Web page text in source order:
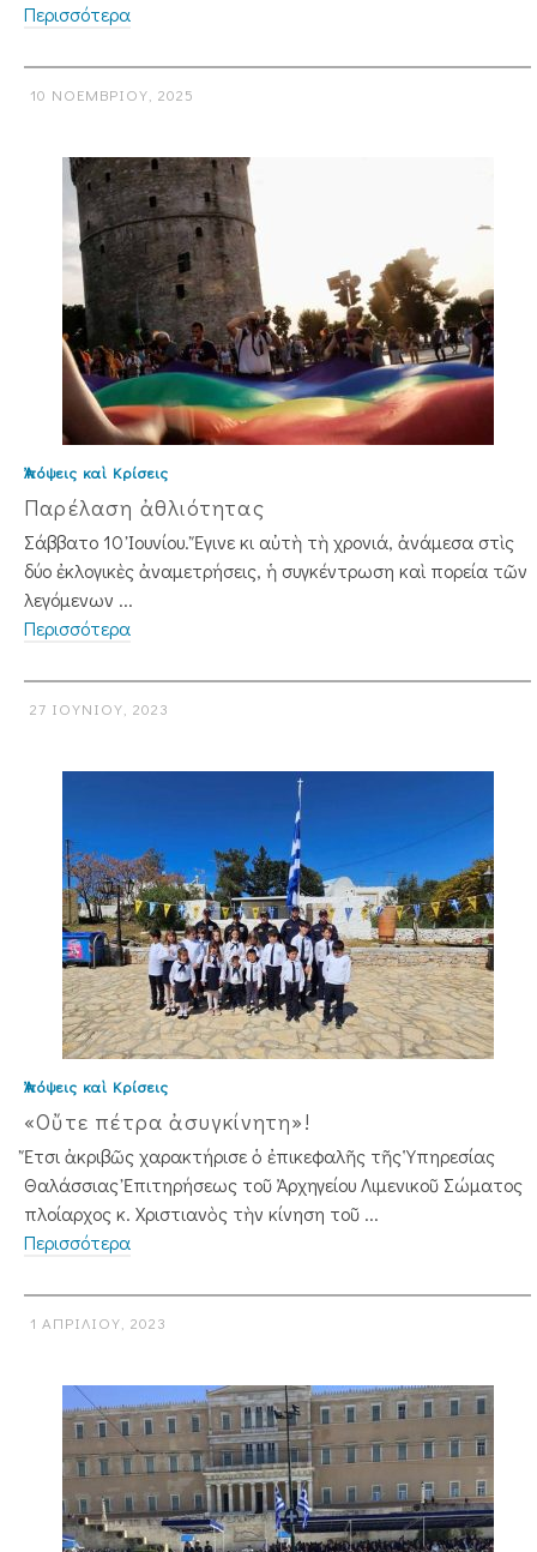
Περισσότερα
10 ΝΟΕΜΒΡΊΟΥ, 2025
Ἀπόψεις καὶ Κρίσεις
Παρέλαση ἀθλιότητας
Σάββατο 10 Ἰουνίου. Ἔγινε κι αὐτὴ τὴ χρονιά, ἀνάμεσα στὶς
δύο ἐκλογικὲς ἀναμετρήσεις, ἡ συγκέντρωση καὶ πορεία τῶν
λεγόμενων ...
Περισσότερα
27 ΙΟΥΝΊΟΥ, 2023
Ἀπόψεις καὶ Κρίσεις
«Οὔτε πέτρα ἀσυγκίνητη»!
Ἔτσι ἀκριβῶς χαρακτήρισε ὁ ἐπικεφαλῆς τῆς Ὑπηρεσίας
Θαλάσσιας Ἐπιτηρήσεως τοῦ Ἀρχηγείου Λιμενικοῦ Σώματος
πλοίαρχος κ. Χριστιανὸς τὴν κίνηση τοῦ ...
Περισσότερα
1 ΑΠΡΙΛΊΟΥ, 2023